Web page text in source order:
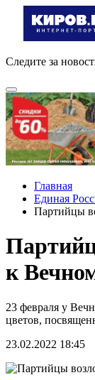
Следите за
Главная
Единая
Партийцы
к
23 февраля у
цветов,
23.02.2022 18:45